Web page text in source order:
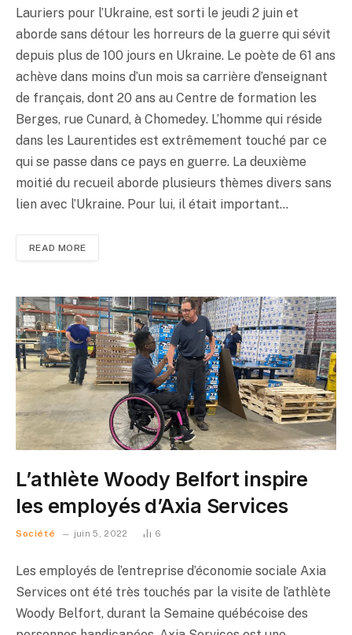
Lauriers pour l’Ukraine, est sorti le jeudi 2 juin et
aborde sans détour les horreurs de la guerre qui sévit
depuis plus de 100 jours en Ukraine. Le poète de 61 ans
achève dans moins d’un mois sa carrière d’enseignant
de français, dont 20 ans au Centre de formation les
Berges, rue Cunard, à Chomedey. L’homme qui réside
dans les Laurentides est extrêmement touché par ce
qui se passe dans ce pays en guerre. La deuxième
moitié du recueil aborde plusieurs thèmes divers sans
lien avec l’Ukraine. Pour lui, il était important…
READ MORE
L’athlète Woody Belfort inspire
les employés d’Axia Services
Société juin 5, 2022 6
Les employés de l’entreprise d’économie sociale Axia
Services ont été très touchés par la visite de l’athlète
Woody Belfort, durant la Semaine québécoise des
Want me to call you
back? :)